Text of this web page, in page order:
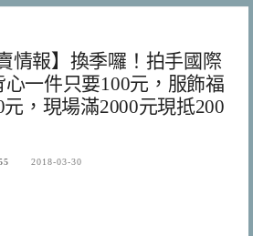
情報】換季囉！拍手國際
一件只要100元，服飾福
，現場滿2000元現抵200
2018-03-30